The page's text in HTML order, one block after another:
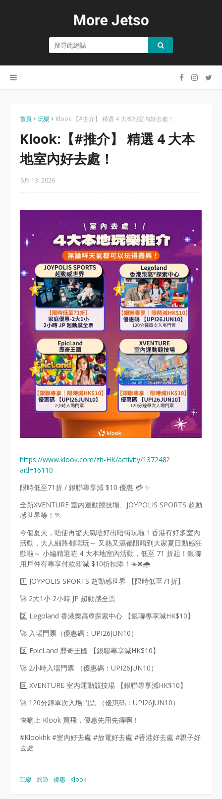
首頁 玩樂 Klook:【#推介】 精選 4 大本地室內好去處！
Klook:【#推介】 精選 4 大本
地室內好去處！
6月 13, 2026
https://www.klook.com/zh-HK/activity/137248?
aid=16110
限時低至71折 / 銀聯專享減 $10 優惠 💳 ✨
全新XVENTURE 室內運動競技場、JOYPOLIS SPORTS 超動
感世界等！🏃
今個夏天，唔使再驚天氣唔好出唔街玩啦！香港有好多室內
活動，大人細路都啱玩～ 又熱又濕都阻唔到大家夏日動感狂
歡啦～ 小編精選咗 4 大本地室內活動，低至 71 折起！銀聯
用戶仲有專享付款即減 $10折扣添！☀️❌🌧️
1️⃣ JOYPOLIS SPORTS 超動感世界 【限時低至71折】
🚀 2大1小 2小時 JP 超動感全票
2️⃣ Legoland 香港樂高®探索中心 【銀聯專享減HK$10】
🚀 入場門票（優惠碼：UPI26JUN10）
3️⃣ EpicLand 歷奇王國 【銀聯專享減HK$10】
🚀 2小時入場門票 （優惠碼：UPI26JUN10）
4️⃣ XVENTURE 室內運動競技場 【銀聯專享減HK$10】
🚀 120分鐘單次入場門票 （優惠碼：UPI26JUN10）
快啲上 Klook 買飛，優惠先用先得啊！
#Klookhk #室內好去處 #放電好去處 #香港好去處 #親子好
去處
玩樂 旅遊 優惠 Klook